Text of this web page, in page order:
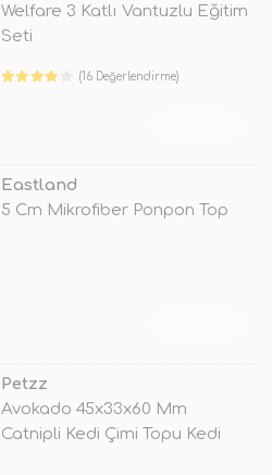
Welfare 3 Katlı Vantuzlu Eğitim
Seti
(16 Değerlendirme)
Eastland
5 Cm Mikrofiber Ponpon Top
Petzz
Avokado 45x33x60 Mm
Catnipli Kedi Çimi Topu Kedi